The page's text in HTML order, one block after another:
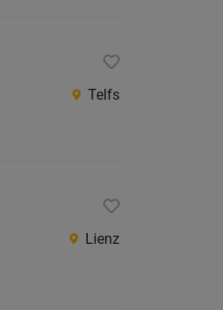
Telfs
Lienz